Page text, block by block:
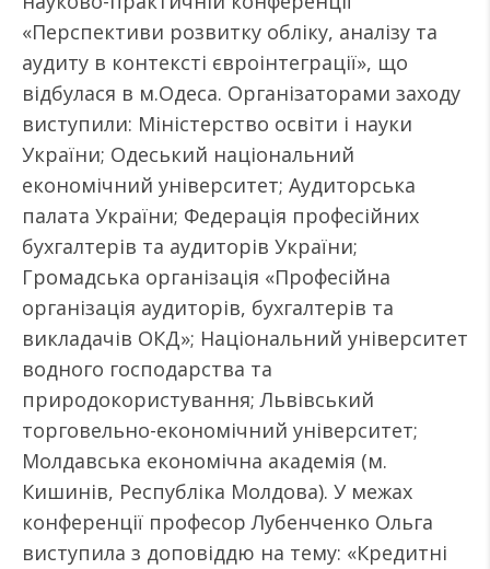
«Перспективи розвитку обліку, аналізу та
аудиту в контексті євроінтеграції», що
відбулася в м.Одеса. Організаторами заходу
виступили: Міністерство освіти і науки
України; Одеський національний
економічний університет; Аудиторська
палата України; Федерація професійних
бухгалтерів та аудиторів України;
Громадська організація «Професійна
організація аудиторів, бухгалтерів та
викладачів ОКД»; Національний університет
водного господарства та
природокористування; Львівський
торговельно-економічний університет;
Молдавська економічна академія (м.
Кишинів, Республіка Молдова). У межах
конференції професор Лубенченко Ольга
виступила з доповіддю на тему: «Кредитні